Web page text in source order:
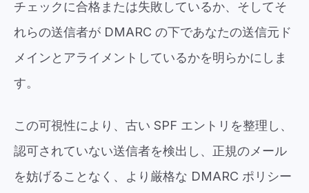
チェックに合格または失敗しているか、そしてそ
れらの送信者が DMARC の下であなたの送信元ド
メインとアライメントしているかを明らかにしま
す。
この可視性により、古い SPF エントリを整理し、
認可されていない送信者を検出し、正規のメール
を妨げることなく、より厳格な DMARC ポリシー